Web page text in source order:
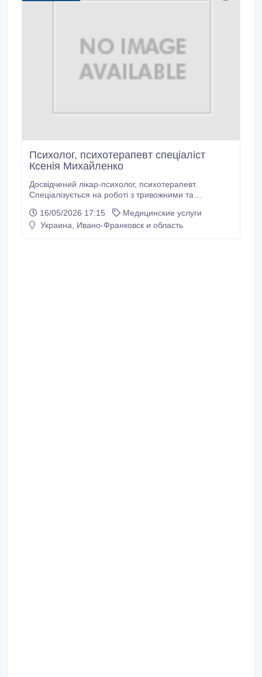
Психолог, психотерапевт спеціаліст
Ксенія Михайленко
Досвідчений лікар-психолог, психотерапевт.
Спеціалізується на роботі з тривожними та
самооцінкою, особистісними та сімейними
труднощами. Проводить індивідуальні психологічні
16/05/2026 17:15
Медицинские услуги
Украина, Ивано-Франковск и область